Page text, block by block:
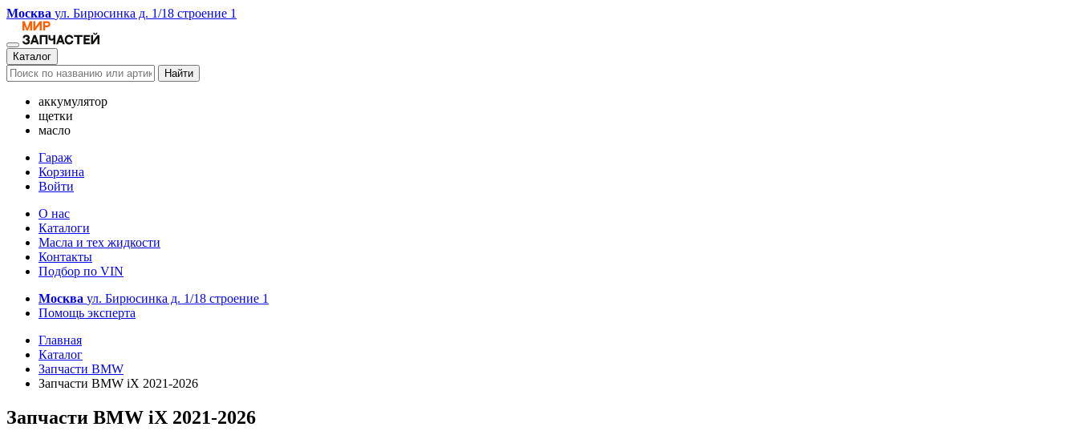
Москва ул. Бирюсинка д. 1/18 строение 1
Каталог
Найти
аккумулятор
щетки
масло
Гараж
Корзина
Войти
О нас
Каталоги
Масла и тех жидкости
Контакты
Подбор по VIN
Москва ул. Бирюсинка д. 1/18 строение 1
Помощь эксперта
Главная
Каталог
Запчасти BMW
Запчасти BMW iX 2021-2026
Запчасти BMW iX 2021-2026